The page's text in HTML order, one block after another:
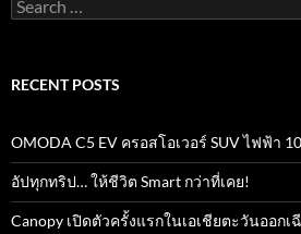
for:
RECENT POSTS
OMODA C5 EV ครอสโอเวอร์ SUV ไฟฟ้า
อัปทุกทริป… ให้ชีวิต Smart กว่าที่เคย!
Canopy เปิดตัวครั้งแรกในเอเชียตะวันออกเ